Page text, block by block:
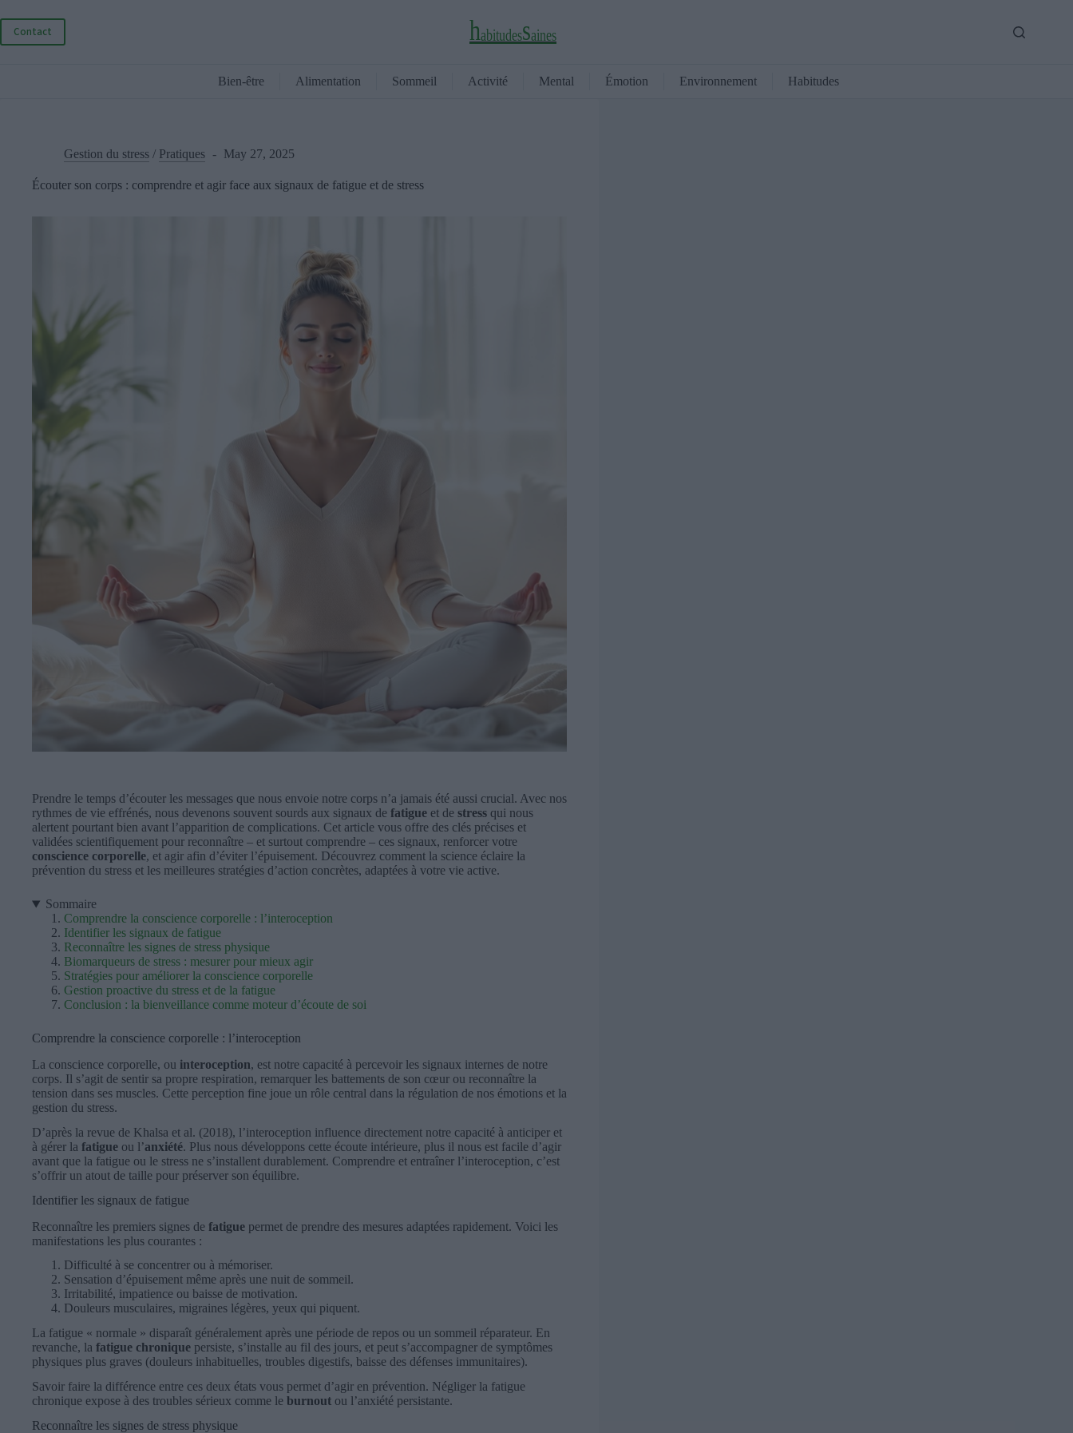
to
content
Contact habitudessaines
Bien-être Alimentation Sommeil Activité Mental Émotion Environnement Habitudes
Gestion du stress / Pratiques May 27, 2025
Écouter son corps : comprendre et agir face aux signaux de fatigue et de stress
Prendre le temps d’écouter les messages que nous envoie notre corps n’a jamais été aussi crucial. Avec nos
rythmes de vie effrénés, nous devenons souvent sourds aux signaux de fatigue et de stress qui nous
alertent pourtant bien avant l’apparition de complications. Cet article vous offre des clés précises et
validées scientifiquement pour reconnaître – et surtout comprendre – ces signaux, renforcer votre
conscience corporelle, et agir afin d’éviter l’épuisement. Découvrez comment la science éclaire la
prévention du stress et les meilleures stratégies d’action concrètes, adaptées à votre vie active.
Sommaire
Comprendre la conscience corporelle : l’interoception
Identifier les signaux de fatigue
Reconnaître les signes de stress physique
Biomarqueurs de stress : mesurer pour mieux agir
Stratégies pour améliorer la conscience corporelle
Gestion proactive du stress et de la fatigue
Conclusion : la bienveillance comme moteur d’écoute de soi
Comprendre la conscience corporelle : l’interoception
La conscience corporelle, ou interoception, est notre capacité à percevoir les signaux internes de notre
corps. Il s’agit de sentir sa propre respiration, remarquer les battements de son cœur ou reconnaître la
tension dans ses muscles. Cette perception fine joue un rôle central dans la régulation de nos émotions et la
gestion du stress.
D’après la revue de Khalsa et al. (2018), l’interoception influence directement notre capacité à anticiper et
à gérer la fatigue ou l’anxiété. Plus nous développons cette écoute intérieure, plus il nous est facile d’agir
avant que la fatigue ou le stress ne s’installent durablement. Comprendre et entraîner l’interoception, c’est
s’offrir un atout de taille pour préserver son équilibre.
Identifier les signaux de fatigue
Reconnaître les premiers signes de fatigue permet de prendre des mesures adaptées rapidement. Voici les
manifestations les plus courantes :
Difficulté à se concentrer ou à mémoriser.
Sensation d’épuisement même après une nuit de sommeil.
Irritabilité, impatience ou baisse de motivation.
Douleurs musculaires, migraines légères, yeux qui piquent.
La fatigue « normale » disparaît généralement après une période de repos ou un sommeil réparateur. En
revanche, la fatigue chronique persiste, s’installe au fil des jours, et peut s’accompagner de symptômes
physiques plus graves (douleurs inhabituelles, troubles digestifs, baisse des défenses immunitaires).
Savoir faire la différence entre ces deux états vous permet d’agir en prévention. Négliger la fatigue
chronique expose à des troubles sérieux comme le burnout ou l’anxiété persistante.
Reconnaître les signes de stress physique